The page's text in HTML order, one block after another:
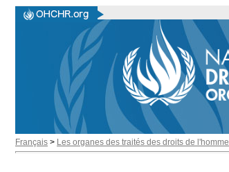
Français > Les organes des traités des droits de l'homme